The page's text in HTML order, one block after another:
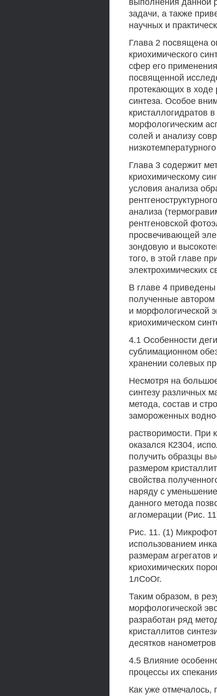
выполнения данной
задачи, а также
научных и
Глава 2 посвящена
криохимического
сфер его
посвященной
протекающих в ходе
синтеза. Особое
кристаллогидратов
морфологическим
солей и анализу
Глава 3 содержит
криохимическому
условия анализа
анализа
рентгеновской
просвечивающей
зондовую и
того, в этой главе
электрохимических
В главе 4
полученные автором
и морфологической
криохимическом
4.1 Особенности
сублимационном
хранении солевых
Несмотря на
синтезу различных
метода, состав и
замороженных
растворимости. При
оказался К2304,
получить образцы
размером
свойства
наряду с
данного метода
агломерации (Рис.
Рис. 11. (1)
использованием
размерам агрегатов
криохимических
1лСоОг.
Таким образом, в
морфологической
разработан ряд
кристаллитов
десятков
4.5 Влияние
процессы их
Как уже отмечалось,